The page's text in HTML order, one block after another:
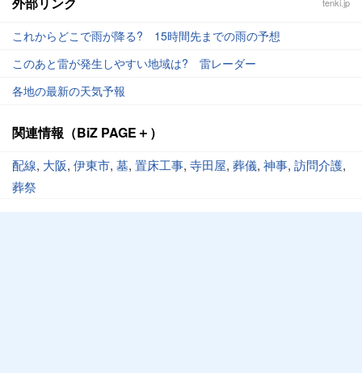
これからどこで雨が降る? 15時間先までの雨の予想
このあと雷が発生しやすい地域は? 雷レーダー
各地の最新の天気予報
関連情報（BiZ PAGE＋）
配線, 大阪, 伊東市, 墓, 置床工事, 寺田屋, 葬儀, 神事, 訪問介護,
葬祭